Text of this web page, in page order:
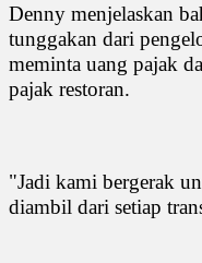
Denny menjelaskan
tunggakan dari
meminta uang pajak
pajak restoran.
"Jadi kami bergerak
diambil dari setiap